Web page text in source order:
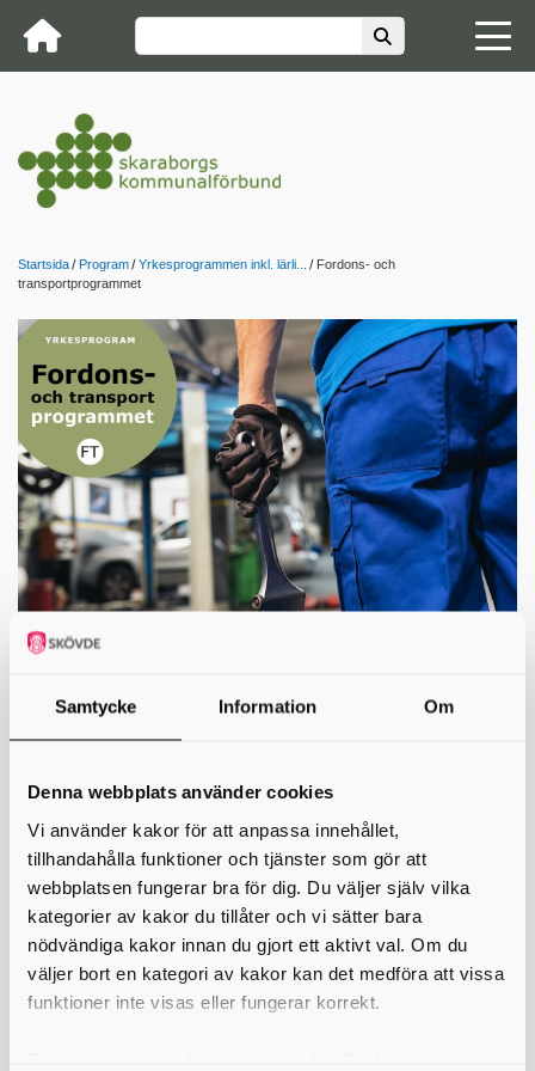
Samtycke Information Om
Denna webbplats använder cookies
Vi använder kakor för att anpassa innehållet,
tillhandahålla funktioner och tjänster som gör att
webbplatsen fungerar bra för dig. Du väljer själv vilka
kategorier av kakor du tillåter och vi sätter bara
nödvändiga kakor innan du gjort ett aktivt val. Om du
väljer bort en kategori av kakor kan det medföra att vissa
funktioner inte visas eller fungerar korrekt.
Startsida Program Yrkesprogrammen inkl. lärli...
Fordons- och
transportprogrammet
Fordons- och transportprogrammet
YRKESPROGRAM
Är du intresserad av modern teknik, att köra eller meka med fordon?
På fordons- och transportprogrammet kan du lära dig modern teknik,
lackering, att lagabilar och andra fordon och att köra lastbil eller buss.
Inriktningar
• Fordonsskadeteknik och lackering
• Lastbil och mobila maskiner
• Personbil